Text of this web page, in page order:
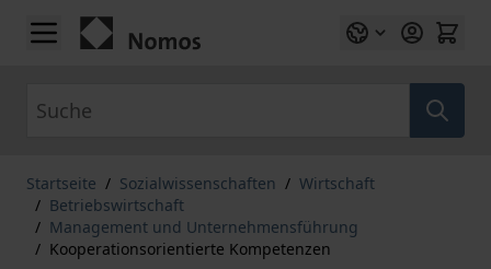
Zum Inhalt springen
Startseite / Sozialwissenschaften / Wirtschaft
/ Betriebswirtschaft
/ Management und Unternehmensführung
/ Kooperationsorientierte Kompetenzen